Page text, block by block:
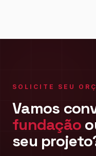
SOLICITE SEU
Vamos
fundação
seu